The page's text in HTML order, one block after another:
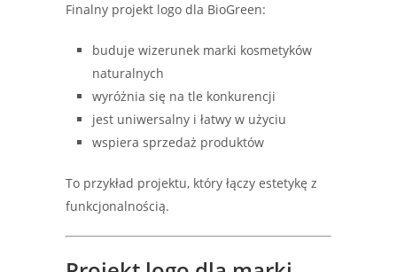
Finalny projekt logo dla BioGreen:
buduje wizerunek marki kosmetyków
naturalnych
wyróżnia się na tle konkurencji
jest uniwersalny i łatwy w użyciu
wspiera sprzedaż produktów
To przykład projektu, który łączy estetykę z
funkcjonalnością.